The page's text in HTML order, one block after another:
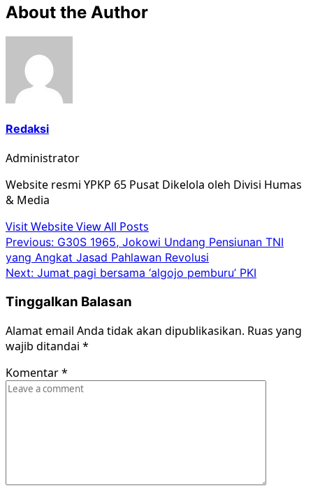
About the Author
Redaksi
Administrator
Website resmi YPKP 65 Pusat Dikelola oleh Divisi Humas
& Media
Visit WebsiteView All Posts
Post
navigation
Previous: G30S 1965, Jokowi Undang Pensiunan TNI
yang Angkat Jasad Pahlawan Revolusi
Next: Jumat pagi bersama ‘algojo pemburu’ PKI
Tinggalkan Balasan
Alamat email Anda tidak akan dipublikasikan. Ruas yang
wajib ditandai *
Komentar*